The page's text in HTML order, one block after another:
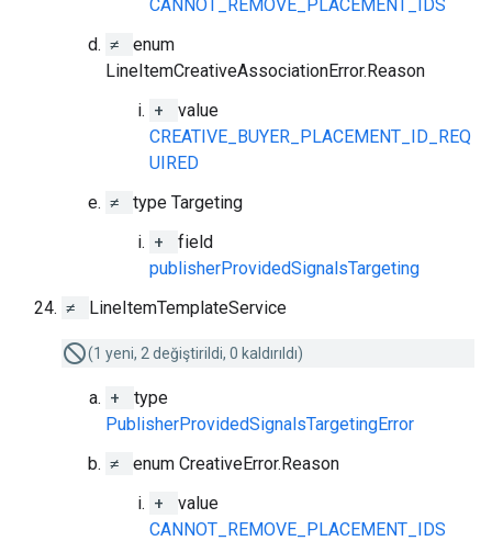
CANNOT_REMOVE_PLACEMENT_IDS
≠
enum
LineItemCreativeAssociationError.Reason
+
value
CREATIVE_BUYER_PLACEMENT_ID_REQ
UIRED
≠
type Targeting
+
field
publisherProvidedSignalsTargeting
≠
LineItemTemplateService
(1 yeni, 2 değiştirildi, 0 kaldırıldı)
+
type
PublisherProvidedSignalsTargetingError
≠
enum CreativeError.Reason
+
value
CANNOT_REMOVE_PLACEMENT_IDS